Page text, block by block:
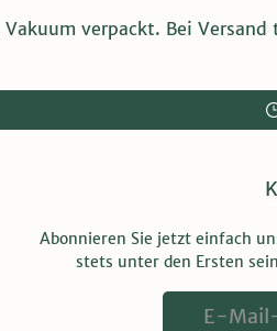
verpackt. Bei Versand
Abonnieren Sie jetzt einfach
stets unter den Ersten